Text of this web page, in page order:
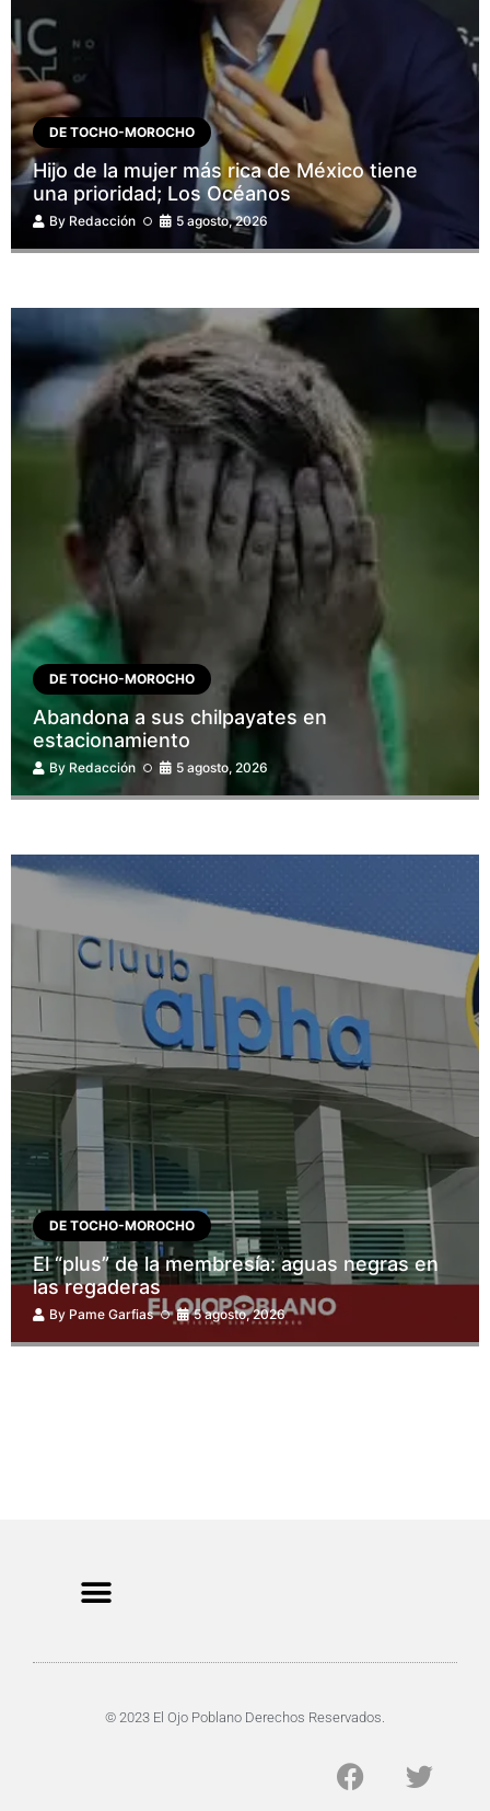
DE TOCHO-MOROCHO
Hijo de la mujer más rica de México tiene
una prioridad; Los Océanos
By Redacción 5 agosto, 2026
DE TOCHO-MOROCHO
Abandona a sus chilpayates en
estacionamiento
By Redacción 5 agosto, 2026
DE TOCHO-MOROCHO
El “plus” de la membresía: aguas negras en
las regaderas
By Pame Garfias 5 agosto, 2026
© 2023 El Ojo Poblano Derechos Reservados.